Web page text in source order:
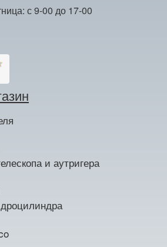
с 9-00 до 17-00
и аутригера